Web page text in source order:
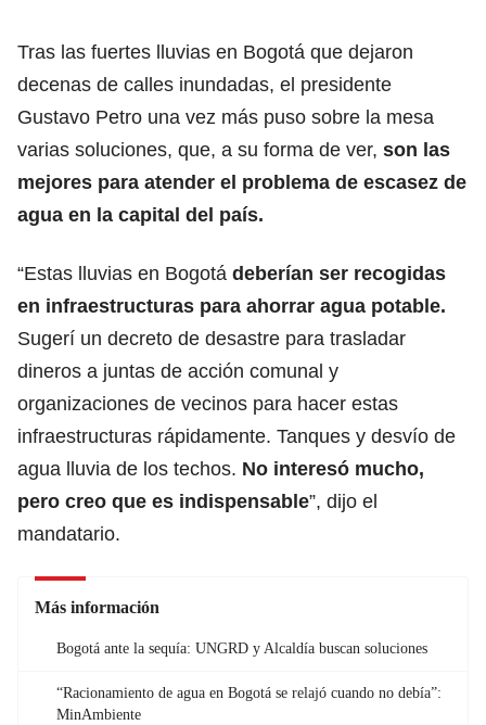
Tras las fuertes lluvias en Bogotá que dejaron
decenas de calles inundadas, el presidente
Gustavo Petro una vez más puso sobre la mesa
varias soluciones, que, a su forma de ver, son las
mejores para atender el problema de escasez de
agua en la capital del país.
“Estas lluvias en Bogotá deberían ser recogidas
en infraestructuras para ahorrar agua potable.
Sugerí un decreto de desastre para trasladar
dineros a juntas de acción comunal y
organizaciones de vecinos para hacer estas
infraestructuras rápidamente. Tanques y desvío de
agua lluvia de los techos. No interesó mucho,
pero creo que es indispensable”, dijo el
mandatario.
Más información
Bogotá ante la sequía: UNGRD y Alcaldía buscan soluciones
“Racionamiento de agua en Bogotá se relajó cuando no debía”:
MinAmbiente